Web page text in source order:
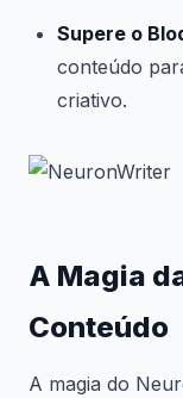
Supere o
conteúdo
criativo.
A Magia
Conteúdo
A magia do